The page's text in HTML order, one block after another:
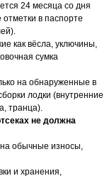
24 месяца со дня
в паспорте
как вёсла, уключины,
сумка
на обнаруженные в
лодки (внутренние
транца).
не должна
на обычные износы,
и хранения,